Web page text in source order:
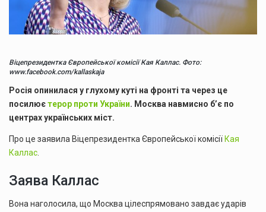
Віцепрезидентка Європейської комісії Кая Каллас. Фото:
www.facebook.com/kallaskaja
Росія опинилася у глухому куті на фронті та через це
посилюєтерор проти України. Москва навмисно б’є по
центрах українських міст.
Про це заявила Віцепрезидентка Європейської комісії Кая
Каллас
Заява Каллас
Вона наголосила, що Москва цілеспрямовано завдає ударів